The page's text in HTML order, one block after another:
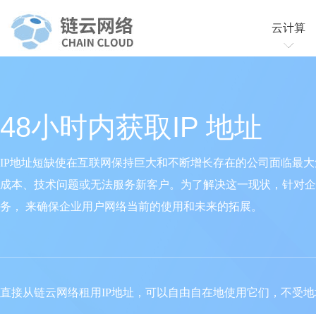
云计算
48小时内获取IP 地址
IP地址短缺使在互联网保持巨大和不断增长存在的公司面临最
成本、技术问题或无法服务新客户。为了解决这一现状，针对
务， 来确保企业用户网络当前的使用和未来的拓展。
直接从链云网络租用IP地址，可以自由自在地使用它们，不受